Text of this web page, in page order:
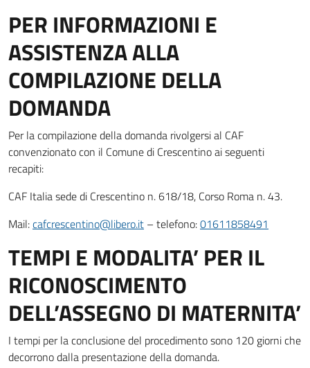
PER INFORMAZIONI E
ASSISTENZA ALLA
COMPILAZIONE DELLA
DOMANDA
Per la compilazione della domanda rivolgersi al CAF
convenzionato con il Comune di Crescentino ai seguenti
recapiti:
CAF Italia sede di Crescentino n. 618/18, Corso Roma n. 43.
Mail:cafcrescentino@libero.it – telefono:01611858491
TEMPI E MODALITA’ PER IL
RICONOSCIMENTO
DELL’ASSEGNO DI MATERNITA’
I tempi per la conclusione del procedimento sono 120 giorni che
decorrono dalla presentazione della domanda.